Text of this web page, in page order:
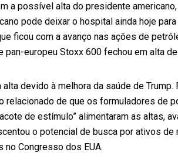
a possível alta do presidente
pode deixar o hospital ainda hoje
ficou com a avanço nas ações de
europeu Stoxx 600 fechou em alta
devido à melhora da saúde de
relacionado de que os formuladores de
de estímulo” alimentaram as altas,
o potencial de busca por ativos
Congresso dos EUA.